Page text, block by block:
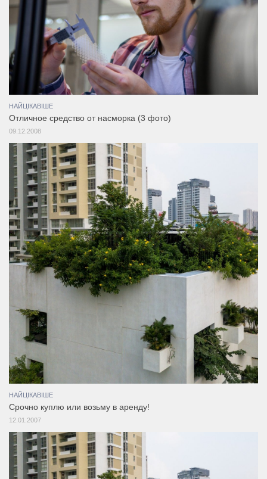
НАЙЦІКАВІШЕ
Отличное средство от насморка (3 фото)
09.12.2008
НАЙЦІКАВІШЕ
Срочно куплю или возьму в аренду!
12.01.2007